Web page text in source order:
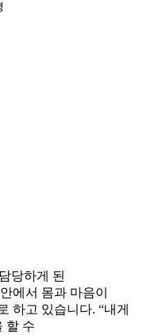
당하게 된
에서 몸과 마음이
하고 있습니다. “내게
할 수